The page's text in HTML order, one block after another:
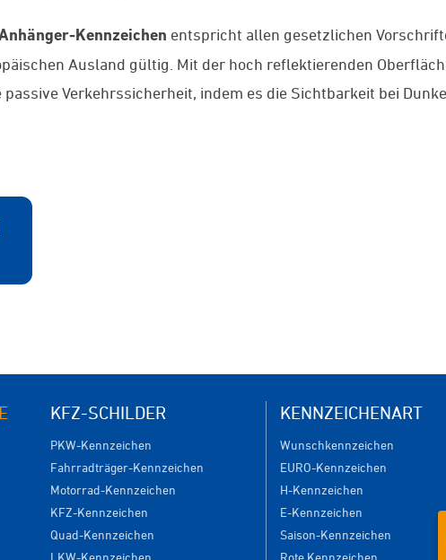
Kennzeichen entspricht allen gesetzlichen
Ausland gültig. Mit der hoch reflektierenden
Verkehrssicherheit, indem es die Sichtbarkeit bei
KFZ-SCHILDER
PKW-Kennzeichen
Fahrradträger-Kennzeichen
Motorrad-Kennzeichen
KFZ-Kennzeichen
Quad-Kennzeichen
KENNZEICHENART
Wunschkennzeichen
EURO-Kennzeichen
H-Kennzeichen
E-Kennzeichen
Saison-Kennzeichen